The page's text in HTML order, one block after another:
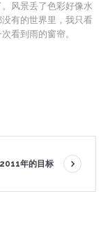
风景丢了色彩好像水
有的世界里，我只看
看到雨的窗帘。
2011年的目标